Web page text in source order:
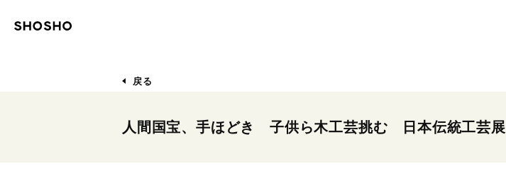
戻る
人間国宝、手ほどき 子供ら木工芸挑む 日本伝統工芸展